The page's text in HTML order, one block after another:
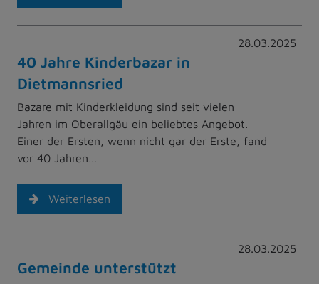
28.03.2025
40 Jahre Kinderbazar in
Dietmannsried
Bazare mit Kinderkleidung sind seit vielen
Jahren im Oberallgäu ein beliebtes Angebot.
Einer der Ersten, wenn nicht gar der Erste, fand
vor 40 Jahren…
Weiterlesen
28.03.2025
Gemeinde unterstützt